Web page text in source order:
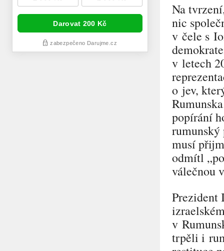
Na
nic
v čele s
v letech
o jev,
popírání
rumunský
musí
odmítl
válečnou
Prezident
v
trpěli i